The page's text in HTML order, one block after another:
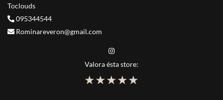
Toclouds
095344544
Rominareveron@gmail.com
Valora ésta store:
★
★
★
★
★